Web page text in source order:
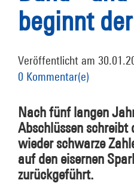
beginnt
Veröffentlicht am
0 Kommentar(e)
Nach fünf langen
Abschlüssen schreibt
wieder schwarze
auf den eisernen
zurückgeführt.